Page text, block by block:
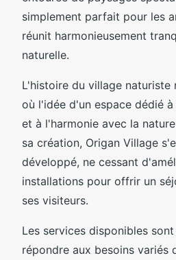
simplement parfait pour les
réunit harmonieusement
naturelle.
L'histoire du village naturiste
où l'idée d'un espace dédié
et à l'harmonie avec la
sa création, Origan Village
développé, ne cessant
installations pour offrir un
ses visiteurs.
Les services disponibles
répondre aux besoins variés